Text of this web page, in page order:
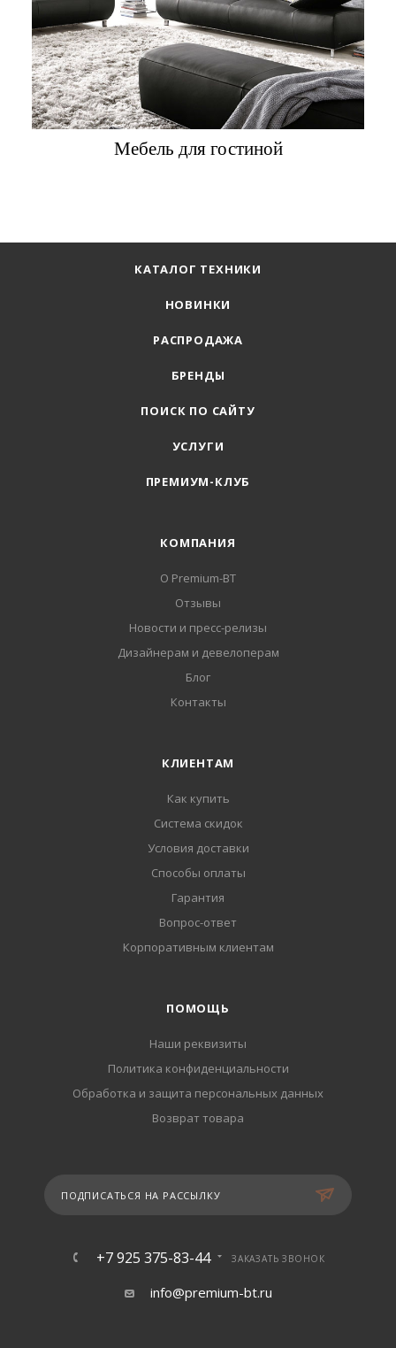
Мебель для гостиной
КАТАЛОГ ТЕХНИКИ
НОВИНКИ
РАСПРОДАЖА
БРЕНДЫ
ПОИСК ПО САЙТУ
УСЛУГИ
ПРЕМИУМ-КЛУБ
КОМПАНИЯ
О Premium-BT
Отзывы
Новости и пресс-релизы
Дизайнерам и девелоперам
Блог
Контакты
КЛИЕНТАМ
Как купить
Система скидок
Условия доставки
Способы оплаты
Гарантия
Вопрос-ответ
Корпоративным клиентам
ПОМОЩЬ
Наши реквизиты
Политика конфиденциальности
Обработка и защита персональных данных
Возврат товара
ПОДПИСАТЬСЯ НА РАССЫЛКУ
+7 925 375-83-44 ЗАКАЗАТЬ ЗВОНОК
info@premium-bt.ru